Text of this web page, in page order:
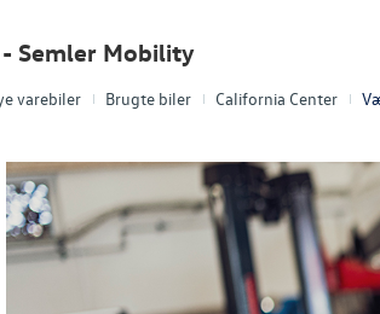
varebiler Brugte biler California Center
Semler Mobility